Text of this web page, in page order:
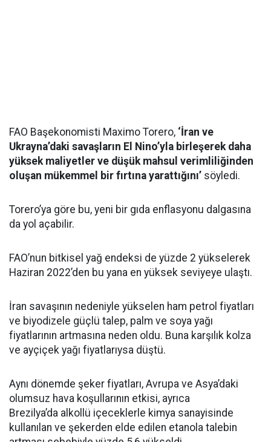
FAO Başekonomisti Maximo Torero, ‘İran ve
Ukrayna’daki savaşların El Nino’yla birleşerek daha
yüksek maliyetler ve düşük mahsul verimliliğinden
oluşan mükemmel bir fırtına yarattığını’ söyledi.
Torero’ya göre bu, yeni bir gıda enflasyonu dalgasına
da yol açabilir.
FAO’nun bitkisel yağ endeksi de yüzde 2 yükselerek
Haziran 2022’den bu yana en yüksek seviyeye ulaştı.
İran savaşının nedeniyle yükselen ham petrol fiyatları
ve biyodizele güçlü talep, palm ve soya yağı
fiyatlarının artmasına neden oldu. Buna karşılık kolza
ve ayçiçek yağı fiyatlarıysa düştü.
Aynı dönemde şeker fiyatları, Avrupa ve Asya’daki
olumsuz hava koşullarının etkisi, ayrıca
Brezilya’da alkollü içeceklerle kimya sanayisinde
kullanılan ve şekerden elde edilen etanola talebin